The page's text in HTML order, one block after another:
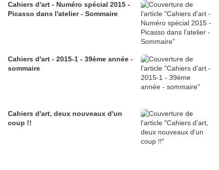
Cahiers d'art - Numéro spécial 2015 -
Picasso dans l'atelier - Sommaire
Cahiers d'art - 2015-1 - 39ème année -
sommaire
Cahiers d'art, deux nouveaux d'un
coup !!